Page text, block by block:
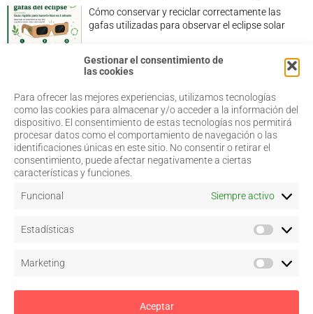
Gestionar el consentimiento de
las cookies
Para ofrecer las mejores experiencias, utilizamos tecnologías
como las cookies para almacenar y/o acceder a la información del
dispositivo. El consentimiento de estas tecnologías nos permitirá
procesar datos como el comportamiento de navegación o las
identificaciones únicas en este sitio. No consentir o retirar el
consentimiento, puede afectar negativamente a ciertas
características y funciones.
Funcional Siempre activo
Estadísticas
Marketing
Aceptar
Cómo conservar y reciclar correctamente las
gafas utilizadas para observar el eclipse solar
968 20 87 67
admin@coorm.org
Miguel Vivancos, 4
30007 Murcia
Salud Visual
Profesionales
Quiénes somos
Actualidad
Contacto
Acceso a colegiados